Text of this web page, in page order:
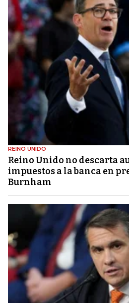
REINO UNIDO
Reino Unido no descarta
impuestos a la banca en
Burnham